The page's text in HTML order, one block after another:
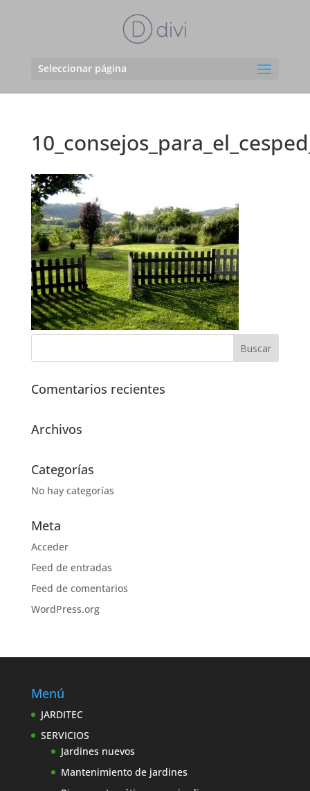
Seleccionar página
Comentarios recientes
Archivos
Categorías
No hay categorías
Meta
Acceder
Feed de entradas
Feed de comentarios
WordPress.org
Menú
JARDITEC
SERVICIOS
Jardines nuevos
Mantenimiento de jardines